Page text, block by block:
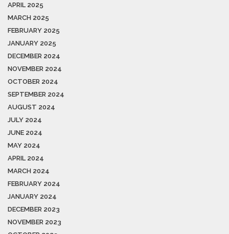
APRIL 2025
MARCH 2025
FEBRUARY 2025
JANUARY 2025
DECEMBER 2024
NOVEMBER 2024
OCTOBER 2024
SEPTEMBER 2024
AUGUST 2024
JULY 2024
JUNE 2024
MAY 2024
APRIL 2024
MARCH 2024
FEBRUARY 2024
JANUARY 2024
DECEMBER 2023
NOVEMBER 2023